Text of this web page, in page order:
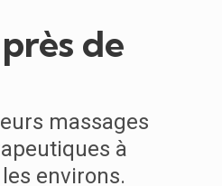
de
massages
à
environs.